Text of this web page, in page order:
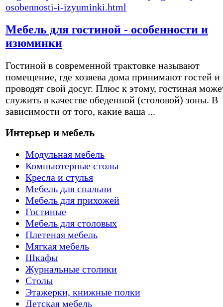
Мебель для гостиной - особенности и
изюминки
Гостиной в современной трактовке называют
помещение, где хозяева дома принимают гостей и
проводят свой досуг. Плюс к этому, гостиная
служить в качестве обеденной (столовой) зоны. В
зависимости от того, какие ваша ...
Интерьер и мебель
Модульная мебель
Компьютерные столы
Кресла и стулья
Мебель для спальни
Мебель для прихожей
Гостиные
Мебель для столовых
Плетеная мебель
Мягкая мебель
Шкафы
Журнальные столики
Столы
Этажерки, книжные полки
Детская мебель